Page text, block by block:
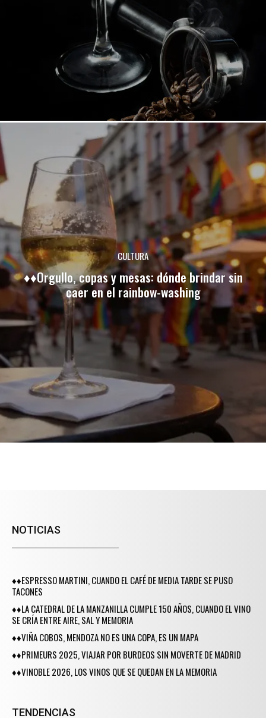
CULTURA
♦♦Orgullo, copas y mesas: dónde brindar sin
caer en el rainbow-washing
NOTICIAS
♦♦ESPRESSO MARTINI, CUANDO EL CAFÉ DE MEDIA TARDE SE PUSO
TACONES
♦♦LA CATEDRAL DE LA MANZANILLA CUMPLE 150 AÑOS, CUANDO EL VINO
SE CRÍA ENTRE AIRE, SAL Y MEMORIA
♦♦VIÑA COBOS, MENDOZA NO ES UNA COPA, ES UN MAPA
♦♦PRIMEURS 2025, VIAJAR POR BURDEOS SIN MOVERTE DE MADRID
♦♦VINOBLE 2026, LOS VINOS QUE SE QUEDAN EN LA MEMORIA
TENDENCIAS